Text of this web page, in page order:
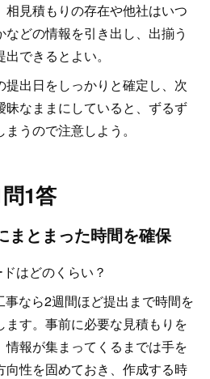
相見積もりの存在や他社はいつ
どの情報を引き出し、出揃う
できるとよい。
提出日をしっかりと確定し、次
昧なままにしていると、ずるず
うので注意しよう。
1答
まとまった時間を確保
はどのくらい？
なら2週間ほど提出まで時間を
す。事前に必要な見積もりを
報が集まってくるまでは手を
向性を固めておき、作成する時